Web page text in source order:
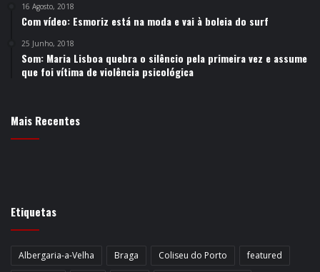
16 Agosto, 2018
Com vídeo: Esmoriz está na moda e vai à boleia do surf
25 Junho, 2018
Som: Maria Lisboa quebra o silêncio pela primeira vez e assume
que foi vítima de violência psicológica
Mais Recentes
Etiquetas
Albergaria-a-Velha Braga Coliseu do Porto
featured